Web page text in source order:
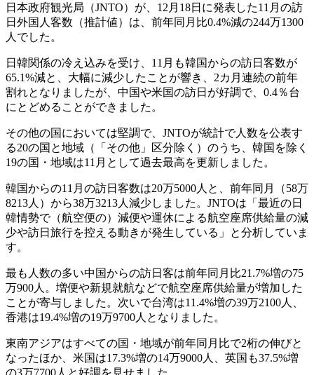
日本政府観光局（JNTO）が、12月18日に発表した11月の訪
日外国人客数（推計値）は、前年同月比0.4%減の244万1300
人でした。
日韓関係の冷え込みを受け、11月も韓国からの訪日客数が
65.1%減と、大幅に減少したことが響き、2カ月連続の前年
割れとなりましたが、中国や米国の訪日が好調で、0.4％台
にとどめることができました。
その他の国においては堅調で、JNTOが統計で人数を公表す
る20の国と地域（「その他」区分除く）のうち、韓国を除く
19の国・地域は11月として過去最高を更新しました。
韓国からの11月の訪日客数は20万5000人と、前年同月（58万
8213人）から38万3213人減少しました。JNTOは「最近の日
韓情勢で（航空便の）減便や運休による航空座席供給量の減
少や訪日旅行を控える動きが発生している」と分析していま
す。
最も人数の多い中国からの訪日客は前年同月比21.7%増の75
万900人。増便や新規就航などで航空座席供給量が増加した
ことが寄与しました。次いで台湾は11.4%増の39万2100人、
香港は19.4%増の19万9700人となりました。
東南アジアはすべての国・地域が前年同月比で2桁の伸びと
なったほか、米国は17.3%増の14万9000人、英国も37.5%増
の3万7700人と好調を見せました。